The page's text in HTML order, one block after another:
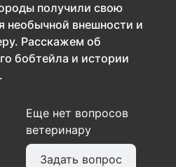
получили свою
необычной внешности и
Расскажем об
бобтейла и истории
Еще нет вопросов
ветеринару
Задать вопрос